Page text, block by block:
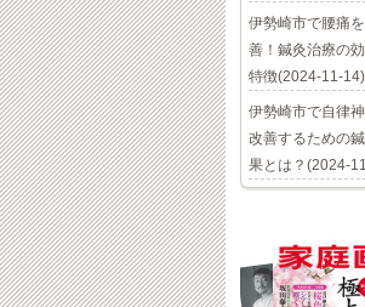
伊勢崎市で腰痛
善！鍼灸治療の
特徴(2024-11-14)
伊勢崎市で自律
改善するための
果とは？(2024-